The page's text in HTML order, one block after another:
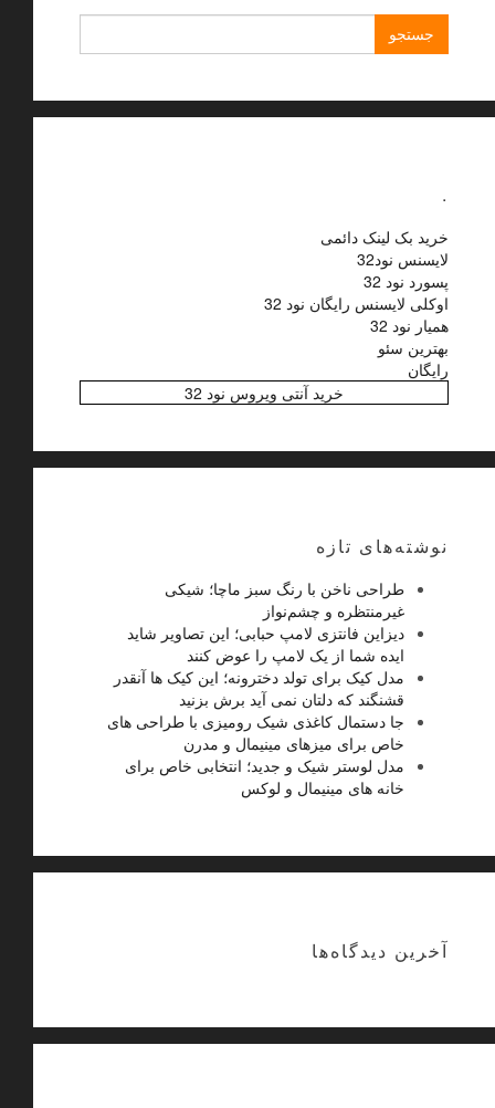
برای:
خرید بک لینک دائمی
لایسنس نود32
پسورد نود 32
اوکلی لایسنس رایگان نود 32
همیار نود 32
بهترین سئو
رایگان
خرید آنتی ویروس نود 32
نوشته‌های تازه
طراحی ناخن با رنگ سبز ماچا؛ شیکی
غیرمنتظره و چشم‌نواز
دیزاین فانتزی لامپ حبابی؛ این تصاویر شاید
ایده شما از یک لامپ را عوض کنند
مدل کیک برای تولد دخترونه؛ این کیک ها آنقدر
قشنگند که دلتان نمی آید برش بزنید
جا دستمال کاغذی شیک رومیزی با طراحی های
خاص برای میزهای مینیمال و مدرن
مدل لوستر شیک و جدید؛ انتخابی خاص برای
خانه های مینیمال و لوکس
آخرین دیدگاه‌ها